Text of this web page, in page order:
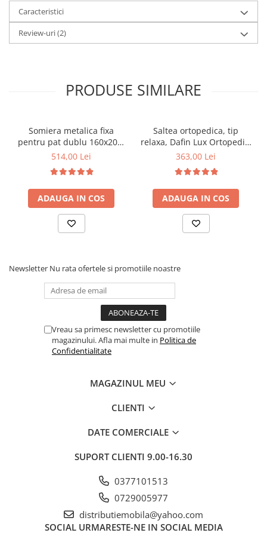
Caracteristici
Review-uri(2)
PRODUSE SIMILARE
Somiera metalica fixa
pentru pat dublu 160x200,
6 picioare, 32 lamele lemn
saltea ferm, negru
514,00 Lei
ADAUGA IN COS
Saltea ortopedica, tip
relaxa, Dafin Lux Ortopedic,
90x200x21cm, fermitate
tip Bonell, fata vara-iarna,
sistem de aerisire cu
butoni, Salt Confort
363,00 Lei
ADAUGA IN COS
Newsletter Nu rata ofertele si promotiile noastre
Vreau sa primesc newsletter cu promotiile
magazinului. Afla mai multe in Politica de
Confidentialitate
MAGAZINUL MEU
CLIENTI
DATE COMERCIALE
SUPORT CLIENTI 9.00-16.30
0377101513
0729005977
distributiemobila@yahoo.com
SOCIAL URMARESTE-NE IN SOCIAL MEDIA